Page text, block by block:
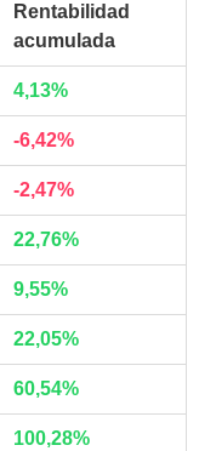
Rentabilidad
acumulada
4,13%
-6,42%
-2,47%
22,76%
9,55%
22,05%
60,54%
100,28%